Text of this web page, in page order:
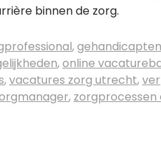
binnen de zorg.
,gehandicapten
,online
,vacatures zorg utrecht,
,